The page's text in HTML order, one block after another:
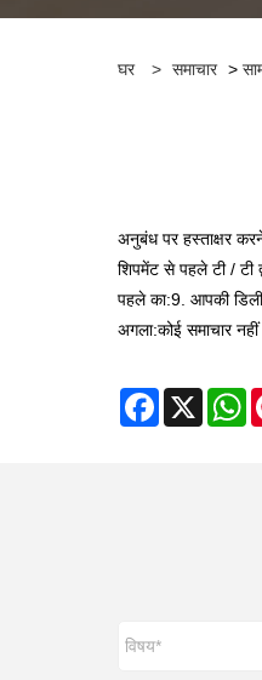
घर > समाचार >
अनुबंध पर हस्ताक्षर
शिपमेंट से पहले टी / टी
पहले का:9. आपकी
अगला:कोई समाचार नहीं
Facebook
X